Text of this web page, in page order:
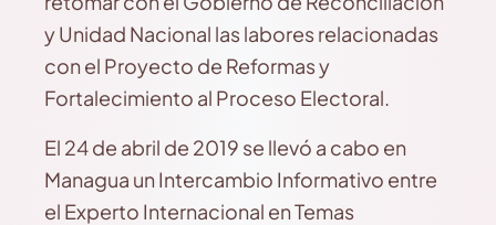
y Unidad Nacional las labores relacionadas
con el Proyecto de Reformas y
Fortalecimiento al Proceso Electoral.
El 24 de abril de 2019 se llevó a cabo en
Managua un Intercambio Informativo entre
el Experto Internacional en Temas